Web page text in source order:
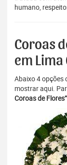
humano,
Coroas
em Lima
Abaixo 4 opções
mostrar aqui.
Coroas de Flores”